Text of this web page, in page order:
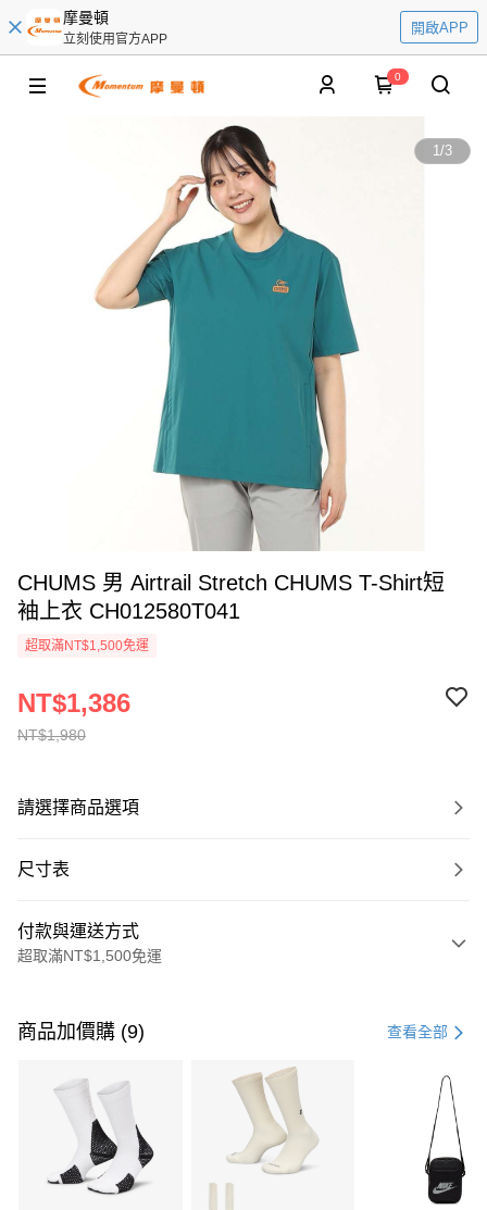
摩曼頓
立刻使用官方APP
開啟APP
0
1/3
CHUMS 男 Airtrail Stretch CHUMS T-Shirt短
袖上衣 CH012580T041
超取滿NT$1,500免運
NT$1,980
NT$1,386
請選擇商品選項
尺寸表
付款與運送方式
超取滿NT$1,500免運
信用卡一次付款
3 期 0 利率 每期 21家銀行
合作金庫商業銀行
第一商業銀行
華南商業銀行
彰化商業銀行
上海商業儲蓄銀行
Apple Pay
商品加價購 (9) 查看全部